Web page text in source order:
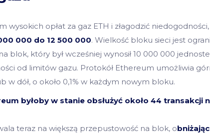
wysokich opłat za gaz ETH i złagodzić niedogodności,
000 do 12 500 000. Wielkość bloku sieci jest
blok, który był wcześniej wynosił 10 000 000
od limitów gazu. Protokół Ethereum umożliwia
w dół, o około 0,1% w każdym nowym bloku.
byłoby w stanie obsłużyć około 44 transakcji
teraz na większą przepustowość na blok, o